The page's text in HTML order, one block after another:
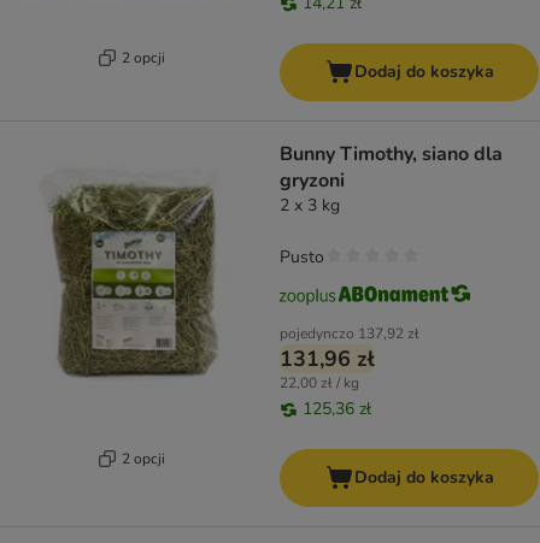
2 opcji
Dodaj do koszyka
2 opcji
Bunny Timothy, siano dla
gryzoni
2 x 3 kg
pojedynczo 137,92 zł
131,96 zł
22,00 zł / kg
125,36 zł
Pusto
Dodaj do koszyka